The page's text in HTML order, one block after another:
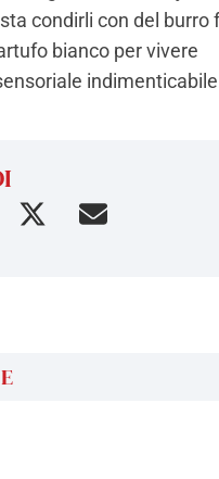
condirli con del burro
bianco per vivere
CondividiCondividi
tramite